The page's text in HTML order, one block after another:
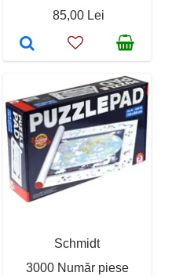
85,00 Lei
Schmidt
3000 Număr piese